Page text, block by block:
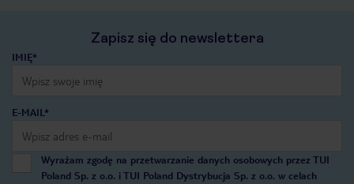
Zapisz się do newslettera
IMIĘ*
E-MAIL*
Wyrażam zgodę na przetwarzanie danych osobowych przez TUI
Poland Sp. z o.o. i TUI Poland Dystrybucja Sp. z o.o. w celach